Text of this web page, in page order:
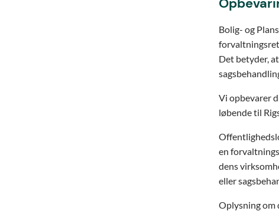
Bolig- og
Det betyder,
Vi opbevarer
løbende til
en
dens
eller
Oplysning om